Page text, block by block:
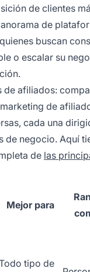
de clientes
de
buscan
o escalar su
de afiliados:
de
cada una
de negocio. Aquí
de las
Mejor para
tipo de